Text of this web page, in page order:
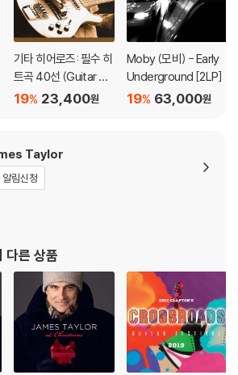
환 요청 시에는 불량 확인을 위해 개봉 시의 동영
영상이 없는 경우 반품/교환이 제한될 수 있습니
생 기기 모델명을 첨부하여 첨부하여 고객센터에
서 재킷에 손상이 발생할 가능성이 높고 재판매
기타 히어로즈: 필수 히
트곡 40선 (Guitar He
roes: 40 Hits Incont
23,400원
19%
Moby (모비) - Early
Underground [2LP]
63,000원
19%
Taylor
림신청
다른 상품